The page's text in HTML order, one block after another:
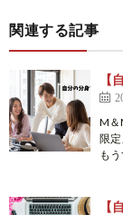
関連する記事
【
M＆
限
も
【